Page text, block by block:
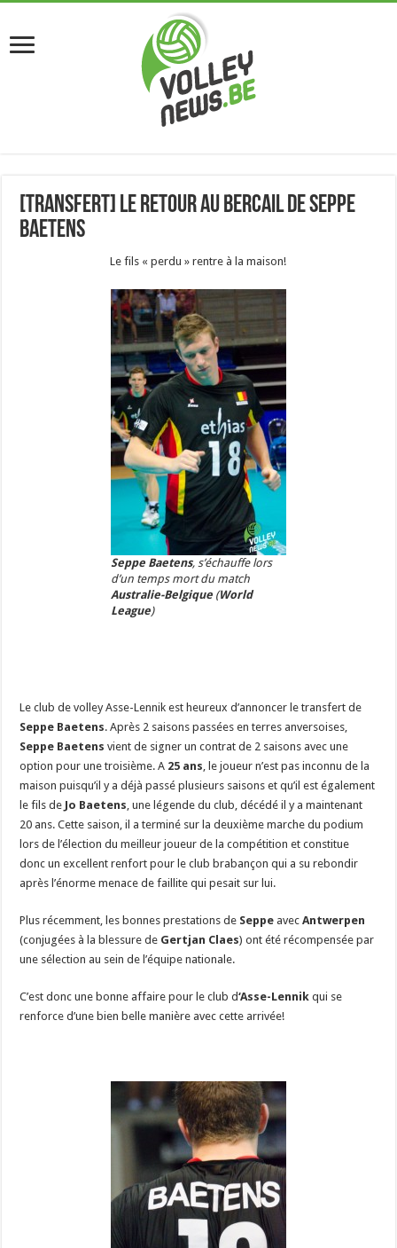
[Transfert] Le retour au bercail de Seppe
Baetens
Le fils « perdu » rentre à la maison!
Seppe Baetens, s’échauffe lors
d’un temps mort du match
Australie-Belgique(World
League)
Le club de volley Asse-Lennik est heureux d’annoncer le transfert de
Seppe Baetens. Après 2 saisons passées en terres anversoises,
Seppe Baetens vient de signer un contrat de 2 saisons avec une
option pour une troisième. A 25 ans, le joueur n’est pas inconnu de la
maison puisqu’il y a déjà passé plusieurs saisons et qu’il est également
le fils de Jo Baetens, une légende du club, décédé il y a maintenant
20 ans. Cette saison, il a terminé sur la deuxième marche du podium
lors de l’élection du meilleur joueur de la compétition et constitue
donc un excellent renfort pour le club brabançon qui a su rebondir
après l’énorme menace de faillite qui pesait sur lui.
Plus récemment, les bonnes prestations de Seppe avecAntwerpen
(conjugées à la blessure de Gertjan Claes) ont été récompensée par
une sélection au sein de l’équipe nationale.
C’est donc une bonne affaire pour le club d‘Asse-Lennik qui se
renforce d’une bien belle manière avec cette arrivée!